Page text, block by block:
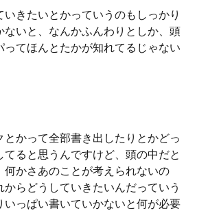
いきたいとかっていうのもしっかり
ないと、なんかふんわりとしか、頭
ってほんとたかが知れてるじゃない
かって全部書き出したりとかどっ
ると思うんですけど、頭の中だと
何かさあのことが考えられないの
らどうしていきたいんだっていう
いっぱい書いていかないと何が必要